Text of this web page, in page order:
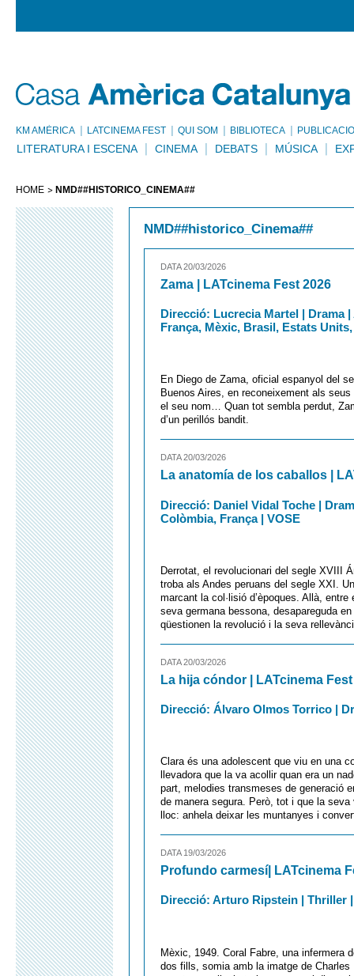
KM AMÈRICA LATCINEMA FEST QUI SOM BIBLIOTECA
LITERATURA I ESCENA CINEMA DEBATS MÚSICA
HOME NMD##HISTORICO_CINEMA##
NMD##historico_Cinema##
DATA 20/03/2026
Zama | LATcinema Fest 2026
Direcció: Lucrecia Martel | Drama
França, Mèxic, Brasil, Estats
En Diego de Zama, oficial espanyol del
Buenos Aires, en reconeixement als
el seu nom… Quan tot sembla perdut,
d’un perillós bandit.
DATA 20/03/2026
La anatomía de los caballos |
Direcció: Daniel Vidal Toche |
Colòmbia, França | VOSE
Derrotat, el revolucionari del segle XVIII
troba als Andes peruans del segle XXI.
marcant la col·lisió d’èpoques. Allà,
seva germana bessona, desapareguda
qüestionen la revolució i la seva
DATA 20/03/2026
La hija cóndor | LATcinema Fest
Direcció: Álvaro Olmos Torrico |
Clara és una adolescent que viu en una
llevadora que la va acollir quan era un
part, melodies transmeses de generació
de manera segura. Però, tot i que la
lloc: anhela deixar les muntanyes i
DATA 19/03/2026
Profundo carmesí| LATcinema
Direcció: Arturo Ripstein | Thriller
Mèxic, 1949. Coral Fabre, una infermera
dos fills, somia amb la imatge de